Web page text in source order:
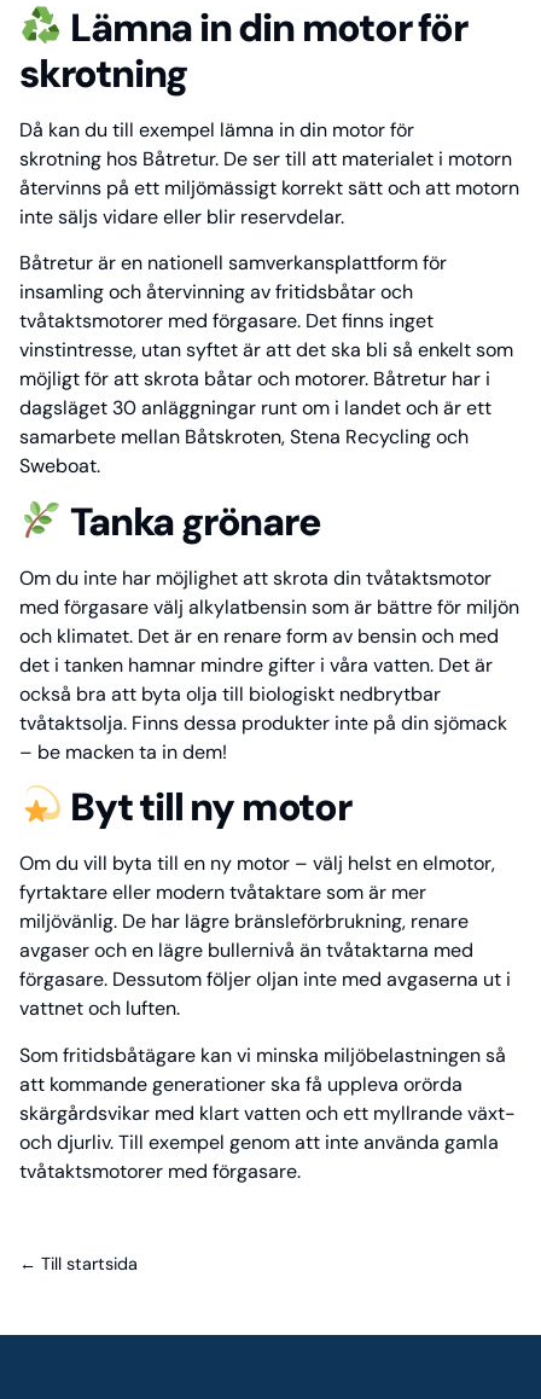
Lämna in din motor för
skrotning
Då kan du till exempel lämna in din motor för
skrotning hos Båtretur. De ser till att materialet i motorn
återvinns på ett miljömässigt korrekt sätt och att motorn
inte säljs vidare eller blir reservdelar.
Båtretur är en nationell samverkansplattform för
insamling och återvinning av fritidsbåtar och
tvåtaktsmotorer med förgasare. Det finns inget
vinstintresse, utan syftet är att det ska bli så enkelt som
möjligt för att skrota båtar och motorer. Båtretur har i
dagsläget 30 anläggningar runt om i landet och är ett
samarbete mellan Båtskroten, Stena Recycling och
Sweboat.
Tanka grönare
Om du inte har möjlighet att skrota din tvåtaktsmotor
med förgasare välj alkylatbensin som är bättre för miljön
och klimatet. Det är en renare form av bensin och med
det i tanken hamnar mindre gifter i våra vatten. Det är
också bra att byta olja till biologiskt nedbrytbar
tvåtaktsolja. Finns dessa produkter inte på din sjömack
– be macken ta in dem!
Byt till ny motor
Om du vill byta till en ny motor – välj helst en elmotor,
fyrtaktare eller modern tvåtaktare som är mer
miljövänlig. De har lägre bränsleförbrukning, renare
avgaser och en lägre bullernivå än tvåtaktarna med
förgasare. Dessutom följer oljan inte med avgaserna ut i
vattnet och luften.
Som fritidsbåtägare kan vi minska miljöbelastningen så
att kommande generationer ska få uppleva orörda
skärgårdsvikar med klart vatten och ett myllrande växt-
och djurliv. Till exempel genom att inte använda gamla
tvåtaktsmotorer med förgasare.
← Till startsida